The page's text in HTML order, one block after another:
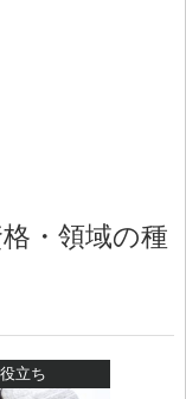
・領域の種
立ち